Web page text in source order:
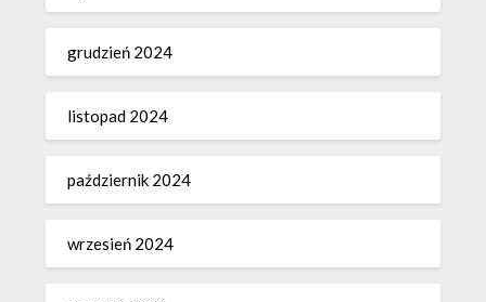
grudzień 2024
listopad 2024
październik 2024
wrzesień 2024